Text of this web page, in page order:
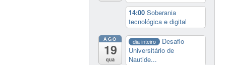
14:00Soberania
tecnológica e digital
AGO
19
qua
dia inteiro
Desafio
Universitário de
Nautide...